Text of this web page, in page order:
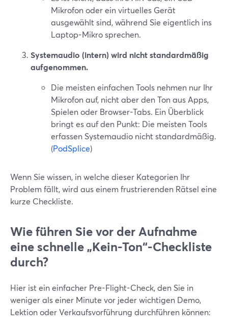
Mikrofon oder ein virtuelles Gerät
ausgewählt sind, während Sie eigentlich ins
Laptop-Mikro sprechen.
Systemaudio (intern) wird nicht standardmäßig
aufgenommen.
Die meisten einfachen Tools nehmen nur Ihr
Mikrofon auf, nicht aber den Ton aus Apps,
Spielen oder Browser-Tabs. Ein Überblick
bringt es auf den Punkt: Die meisten Tools
erfassen Systemaudio nicht standardmäßig.
(PodSplice)
Wenn Sie wissen, in welche dieser Kategorien Ihr
Problem fällt, wird aus einem frustrierenden Rätsel eine
kurze Checkliste.
Wie führen Sie vor der Aufnahme
eine schnelle „Kein-Ton“-Checkliste
durch?
Hier ist ein einfacher Pre-Flight-Check, den Sie in
weniger als einer Minute vor jeder wichtigen Demo,
Lektion oder Verkaufsvorführung durchführen können: